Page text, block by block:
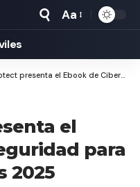
Tamaño
Aa
el Ebook de Ciberseguridad para PyMEs y MiPyMEs 2025
el
para
2025